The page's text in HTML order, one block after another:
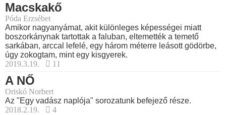
Macskakő
Póda Erzsébet
Amikor nagyanyámat, akit különleges képességei miatt
boszorkánynak tartottak a faluban, eltemették a temető
sarkában, arccal lefelé, egy három méterre leásott gödörbe,
úgy zokogtam, mint egy kisgyerek.
2019.3.19.
11
A NŐ
Oriskó Norbert
Az "Egy vadász naplója" sorozatunk befejező része.
2018.2.19.
4